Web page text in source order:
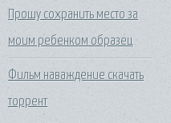
Прошу сохранить место за
моим ребенком образец
Фильм наваждение скачать
торрент